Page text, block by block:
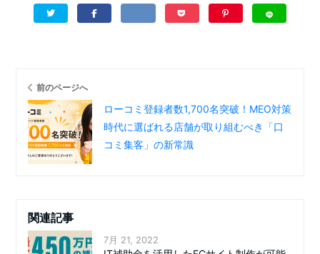
前のページへ
ローコミ登録者数1,700名突破！MEO対策
時代に選ばれる店舗が取り組むべき「口
コミ集客」の新常識
関連記事
7月 21, 2022